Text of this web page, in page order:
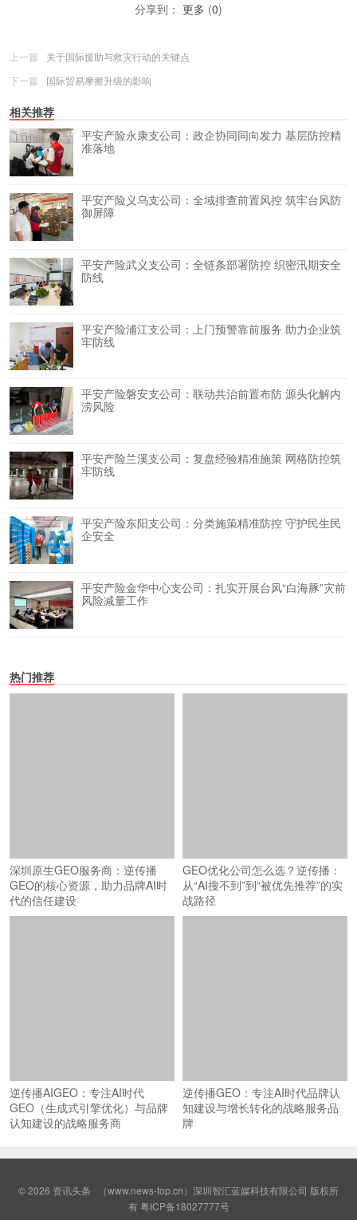
分享到： 更多 (0)
上一篇
关于国际援助与救灾行动的关键点
下一篇
国际贸易摩擦升级的影响
相关推荐
平安产险永康支公司：政企协同同向发力 基层防控精
准落地
平安产险义乌支公司：全域排查前置风控 筑牢台风防
御屏障
平安产险武义支公司：全链条部署防控 织密汛期安全
防线
平安产险浦江支公司：上门预警靠前服务 助力企业筑
牢防线
平安产险磐安支公司：联动共治前置布防 源头化解内
涝风险
平安产险兰溪支公司：复盘经验精准施策 网格防控筑
牢防线
平安产险东阳支公司：分类施策精准防控 守护民生民
企安全
平安产险金华中心支公司：扎实开展台风“白海豚”灾前
风险减量工作
热门推荐
深圳原生GEO服务商：逆传播
GEO的核心资源，助力品牌AI时
代的信任建设
GEO优化公司怎么选？逆传播：
从“AI搜不到”到“被优先推荐”的实
战路径
逆传播AIGEO：专注AI时代
GEO（生成式引擎优化）与品牌
认知建设的战略服务商
逆传播GEO：专注AI时代品牌认
知建设与增长转化的战略服务品
牌
© 2026 资讯头条 （www.news-top.cn）深圳智汇蓝媒科技有限公司 版权所
有粤ICP备18027777号